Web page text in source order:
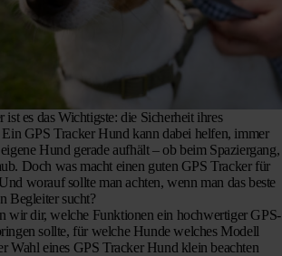
ist es das Wichtigste: die Sicherheit ihres
GPS Tracker Hund kann dabei helfen, immer
Hund gerade aufhält – ob beim Spaziergang,
Doch was macht einen guten GPS Tracker für
worauf sollte man achten, wenn man das beste
Begleiter sucht?
wir dir, welche Funktionen ein hochwertiger GPS-
sollte, für welche Hunde welches Modell
Wahl eines GPS Tracker Hund klein beachten